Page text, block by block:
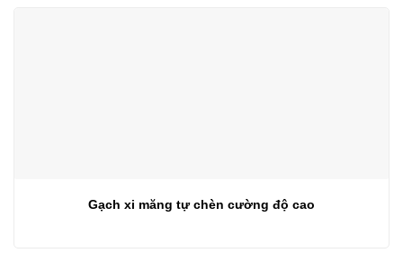
Gạch xi măng tự chèn cường độ cao